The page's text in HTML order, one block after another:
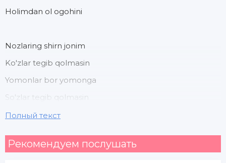
Holimdan ol ogohini
Nozlaring shirn jonim
Ko'zlar tegib qolmasin
Yomonlar bor yomonga
So'zlar tegib qolmasin
Yodlar yaiqn kelmasin
Полный текст
Рекомендуем послушать